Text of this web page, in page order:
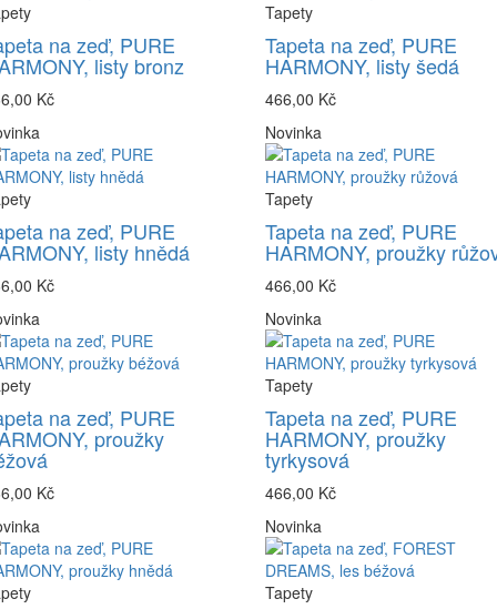
na zeď, PURE
listy bronz
Kč
Tapety
Tapeta na zeď, PURE
HARMONY, listy šedá
466,00 Kč
na zeď, PURE
listy hnědá
Kč
Novinka
Tapety
Tapeta na zeď, PURE
HARMONY, proužky
466,00 Kč
na zeď, PURE
proužky
Kč
Novinka
Tapety
Tapeta na zeď, PURE
HARMONY, proužky
tyrkysová
466,00 Kč
Novinka
Tapety